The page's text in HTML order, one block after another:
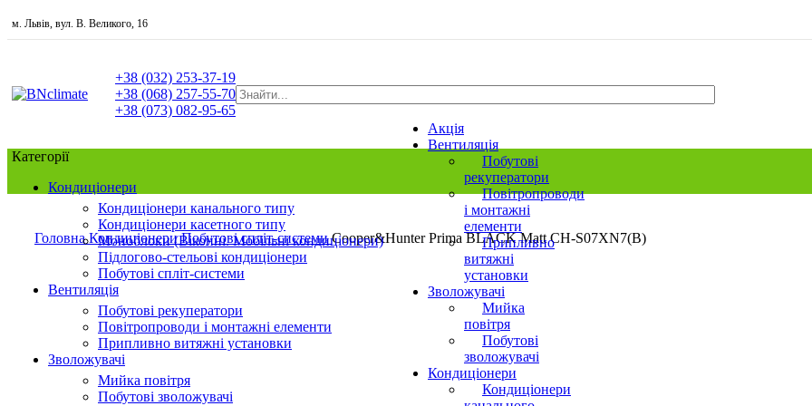
м. Львів, вул. В. Великого, 16
+38 ‎(032) 253-37-19
+38 (068) 257-55-70
+38 (073) 082-95-65
Акція
Вентиляція
Побутові
рекуператори
Повітропроводи
і монтажні
елементи
Припливно
витяжні
установки
Зволожувачі
Мийка
повітря
Побутові
зволожувачі
Кондиціонери
Кондиціонери
Категорії
Кондиціонери
Кондиціонери канального типу
Кондиціонери касетного типу
Моноблоки (Віконні. Мобільні кондиціонери)
Підлогово-стельові кондиціонери
Побутові спліт-системи
Вентиляція
Побутові рекуператори
Повітропроводи і монтажні елементи
Припливно витяжні установки
Зволожувачі
Мийка повітря
Побутові зволожувачі
ГоловнаКондиціонериПобутові спліт-системиCooper&Hunter Prima BLACK Matt CH-S07XN7(B)